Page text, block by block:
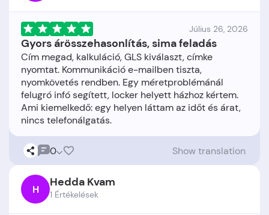
Július 26, 2026
Gyors árösszehasonlítás, sima feladás
Cím megad, kalkuláció, GLS kiválaszt, címke
nyomtat. Kommunikáció e-mailben tiszta,
nyomkövetés rendben. Egy méretproblémánál
felugró infó segített, locker helyett házhoz kértem.
Ami kiemelkedő: egy helyen láttam az időt és árat,
0 Show translation
H Hedda Kvam
1 Értékelések